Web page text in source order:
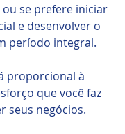
se prefere iniciar
e desenvolver o
período integral.
proporcional à
que você faz
seus negócios.